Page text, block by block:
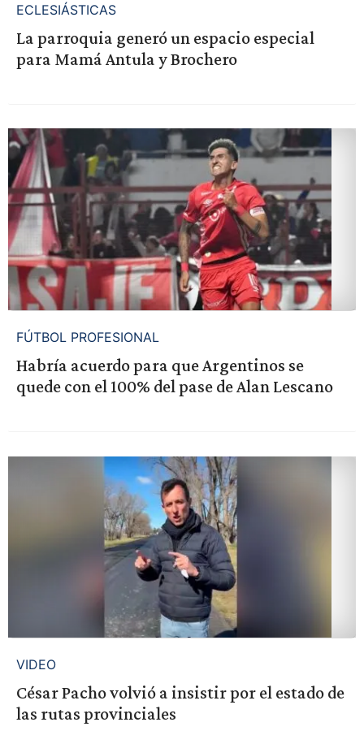
ECLESIÁSTICAS
La parroquia generó un espacio especial
para Mamá Antula y Brochero
FÚTBOL PROFESIONAL
Habría acuerdo para que Argentinos se
quede con el 100% del pase de Alan Lescano
VIDEO
César Pacho volvió a insistir por el estado de
las rutas provinciales